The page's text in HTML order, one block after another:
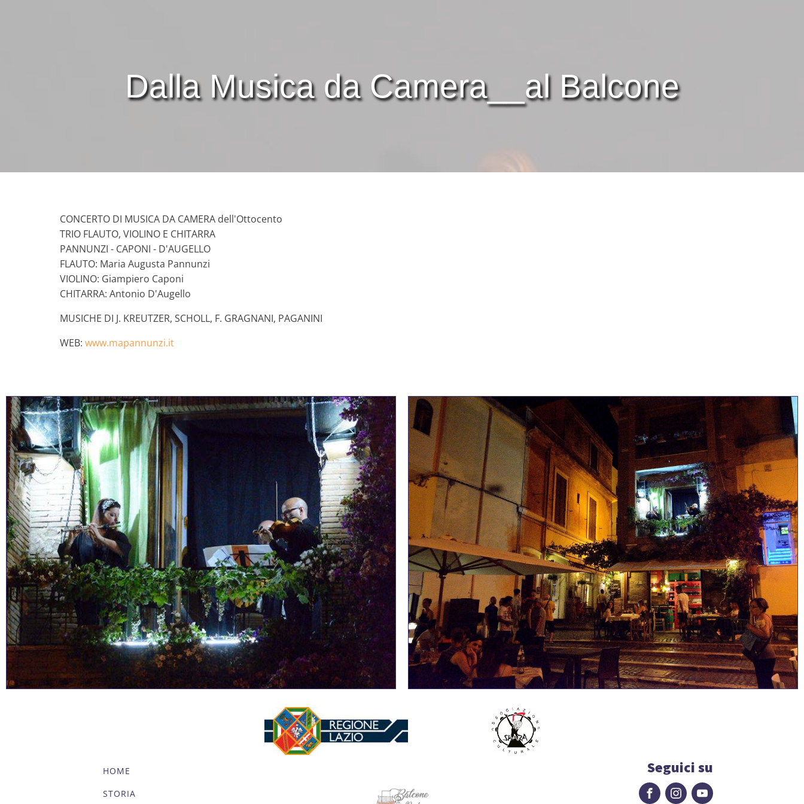
Dalla Musica da Camera__al Balcone
CONCERTO DI MUSICA DA CAMERA dell'Ottocento
TRIO FLAUTO, VIOLINO E CHITARRA
PANNUNZI - CAPONI - D'AUGELLO
FLAUTO: Maria Augusta Pannunzi
VIOLINO: Giampiero Caponi
CHITARRA: Antonio D'Augello
MUSICHE DI J. KREUTZER, SCHOLL, F. GRAGNANI, PAGANINI
WEB: www.mapannunzi.it
HOME
STORIA
Seguici su